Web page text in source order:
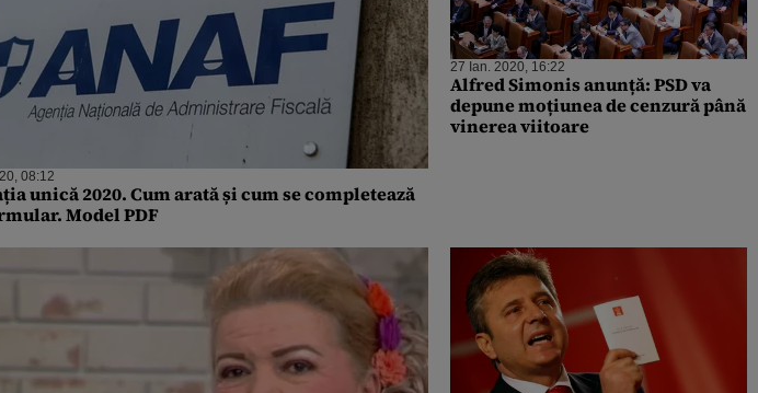
08:12
unică 2020. Cum arată și cum se completează
Model PDF
27 Ian. 2020, 16:22
Alfred Simonis anunță: PSD va
depune moțiunea de cenzură până
vinerea viitoare